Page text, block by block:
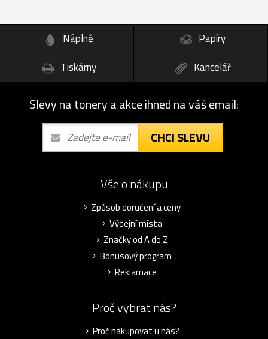
Náplně
Papíry
Tiskárny
Kancelář
Slevy na tonery a akce ihned na váš email:
CHCI SLEVU
Vše o nákupu
Způsob doručení a ceny
Výdejní místa
Značky od A do Z
Bonusový program
Reklamace
Proč vybrat nás?
Proč nakupovat u nás?